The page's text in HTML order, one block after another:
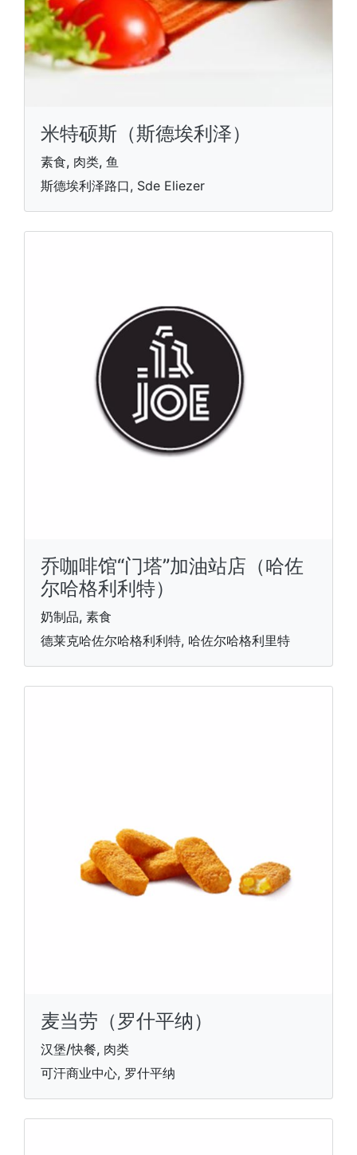
米特硕斯（斯德埃利泽）
素食, 肉类, 鱼
斯德埃利泽路口, Sde Eliezer
乔咖啡馆“门塔”加油站店（哈佐
尔哈格利利特）
奶制品, 素食
德莱克哈佐尔哈格利利特, 哈佐尔哈格利里特
麦当劳（罗什平纳）
汉堡/快餐, 肉类
可汗商业中心, 罗什平纳